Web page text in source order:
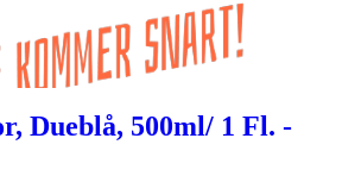
Dueblå, 500ml/ 1 Fl. -